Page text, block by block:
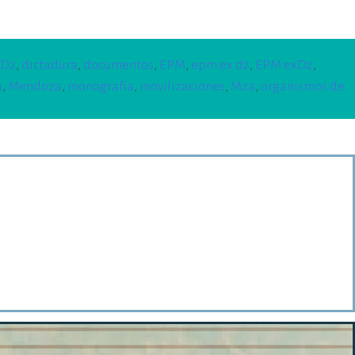
D2, dictadura, documentos, EPM, epm ex d2, EPM exD2,
, Mendoza, monografía, movilizaciones, Mza, organismos de